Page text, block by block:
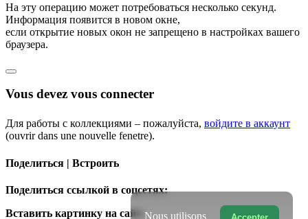
На эту операцию может потребоваться несколько секунд.
Информация появится в новом окне,
если открытие новых окон не запрещено в настройках вашего
браузера.
Vous devez vous connecter
Для работы с коллекциями – пожалуйста, войдите в аккаунт
(ouvrir dans une nouvelle fenetre).
Поделиться | Встроить
Поделиться ссылкой в соцсетях:
Вставить картинку на сайт:Nous utilisons